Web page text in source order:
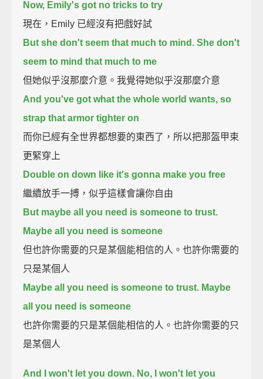
Now, Emily's got no tricks to try
現在，Emily 已經沒有把戲好試
But she don't seem that much to mind. She don't
seem to mind that much to me
但她似乎沒那麼介意。我覺得她似乎沒那麼介意
And you've got what the whole world wants, so
strap that armor tighter on
而你已經有全世界都想要的東西了，所以把那盔甲束
更緊穿上
Double on down like it's gonna make you free
繼續放手一搏，似乎這樣會讓你自由
But maybe all you need is someone to trust.
Maybe all you need is someone
但也許你需要的只是某個能相信的人。也許你需要的
只是某個人
Maybe all you need is someone to trust. Maybe
all you need is someone
也許你需要的只是某個能相信的人。也許你需要的只
是某個人
And I won't let you down. No, I won't let you